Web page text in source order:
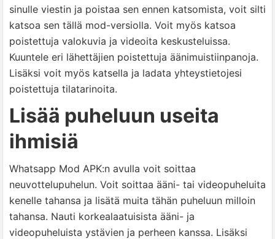
sinulle viestin ja poistaa sen ennen katsomista, voit silti
katsoa sen tällä mod-versiolla. Voit myös katsoa
poistettuja valokuvia ja videoita keskusteluissa.
Kuuntele eri lähettäjien poistettuja äänimuistiinpanoja.
Lisäksi voit myös katsella ja ladata yhteystietojesi
poistettuja tilatarinoita.
Lisää puheluun useita
ihmisiä
Whatsapp Mod APK:n avulla voit soittaa
neuvottelupuhelun. Voit soittaa ääni- tai videopuheluita
kenelle tahansa ja lisätä muita tähän puheluun milloin
tahansa. Nauti korkealaatuisista ääni- ja
videopuheluista ystävien ja perheen kanssa. Lisäksi